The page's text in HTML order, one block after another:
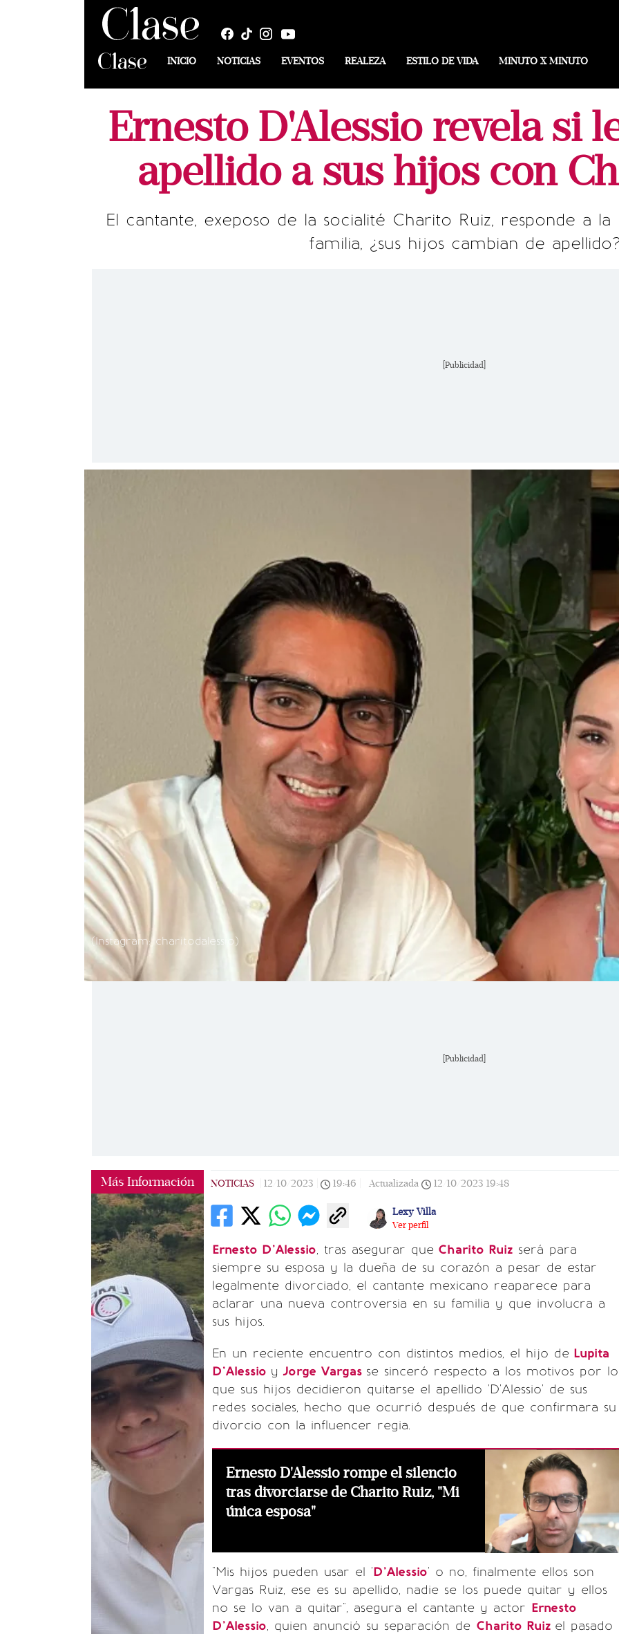
INICIO NOTICIAS EVENTOS REALEZA ESTILO DE VIDA MINUTO X MINUTO
Ernesto D'Alessio revela si
apellido a sus hijos con
El cantante, exeposo de la socialité Charito Ruiz, responde a
familia, ¿sus hijos cambian de apellido?
[Publicidad]
(Instagram: charitodalessio)
[Publicidad]
Más Información NOTICIAS 12/10/2023 19:46 Actualizada 12/10/2023 19:48
Lexy Villa
Ver perfil
Ernesto D'Alessio, tras asegurar que Charito Ruiz será para
siempre su esposa y la dueña de su corazón a pesar de estar
legalmente divorciado, el cantante mexicano reaparece para
aclarar una nueva controversia en su familia y que involucra a
sus hijos.
En un reciente encuentro con distintos medios, el hijo de Lupita
D'Alessio y Jorge Vargas se sinceró respecto a los motivos por
que sus hijos decidieron quitarse el apellido 'D'Alessio' de sus
redes sociales, hecho que ocurrió después de que confirmara su
divorcio con la influencer regia.
Ernesto D'Alessio rompe el silencio
tras divorciarse de Charito Ruiz, "Mi
única esposa"
"Mis hijos pueden usar el 'D’Alessio' o no, finalmente ellos son
Vargas Ruiz, ese es su apellido, nadie se los puede quitar y ellos
no se lo van a quitar", asegura el cantante y actor Ernesto
D'Alessio, quien anunció su separación de Charito Ruiz el pasado